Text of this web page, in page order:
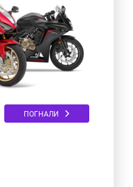
ПОГНАЛИ